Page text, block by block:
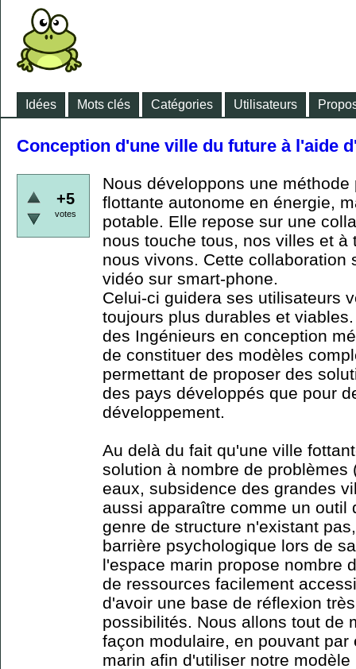
Idées Mots clés Catégories Utilisateurs
Conception d'une ville du future à l'aide
+5
votes
Nous développons une
flottante autonome en énergie,
potable. Elle repose sur une
nous touche tous, nos villes et
nous vivons. Cette collaboration
vidéo sur smart-phone.
Celui-ci guidera ses utilisateurs
toujours plus durables et
des Ingénieurs en conception
de constituer des modèles
permettant de proposer des
des pays développés que pour
développement.
Au delà du fait qu'une ville
solution à nombre de
eaux, subsidence des grandes
aussi apparaître comme un outil
genre de structure n'existant
barrière psychologique lors de
l'espace marin propose nombre
de ressources facilement
d'avoir une base de réflexion
possibilités. Nous allons tout de
façon modulaire, en pouvant
marin afin d'utiliser notre